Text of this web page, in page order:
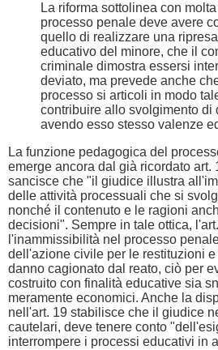
La riforma sottolinea con molta
processo penale deve avere
quello di realizzare una
educativo del minore, che il
criminale dimostra essersi
deviato, ma prevede anche
processo si articoli in modo
contribuire allo svolgimento di
avendo esso stesso valenze
La funzione pedagogica del
emerge ancora dal già ricordato art.
sancisce che "il giudice illustra
delle attività processuali che si
nonché il contenuto e le ragioni
decisioni". Sempre in tale ottica,
l'inammissibilità nel processo
dell'azione civile per le restituzioni e
danno cagionato dal reato, ciò per
costruito con finalità educative sia
meramente economici. Anche la
nell'art. 19 stabilisce che il giudice
cautelari, deve tenere conto
interrompere i processi educativi in